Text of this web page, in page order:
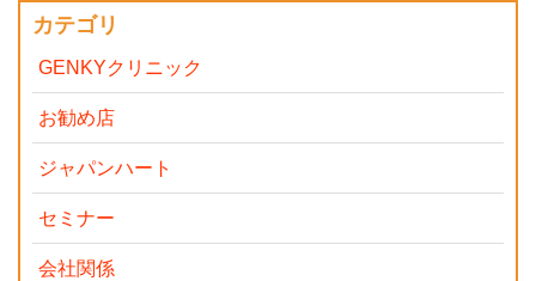
カテゴリ
GENKYクリニック
お勧め店
ジャパンハート
セミナー
会社関係